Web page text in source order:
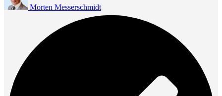
Morten Messerschmidt